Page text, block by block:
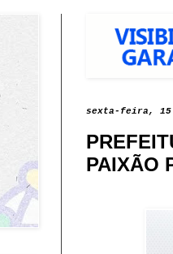
sexta-feira, 15
PAIXÃO